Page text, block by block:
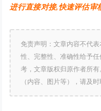
进行直接对接,快速评估审
免责声明：文章内容不代
性、完整性、准确性给予
考，文章版权归原作者所
（内容、图片等），请及